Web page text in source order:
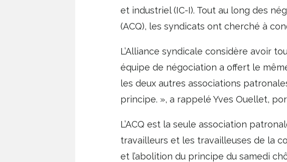
et industriel (IC-I). Tout au long des
(ACQ), les syndicats ont cherché à
L’Alliance syndicale considère avoir
équipe de négociation a offert le
les deux autres associations
principe. », a rappelé Yves Ouellet,
L’ACQ est la seule association
travailleurs et les travailleuses de la
et l’abolition du principe du samedi